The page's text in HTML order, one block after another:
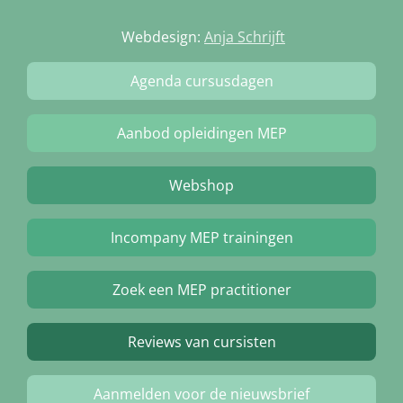
Webdesign: Anja Schrijft
Agenda cursusdagen
Aanbod opleidingen MEP
Webshop
Incompany MEP trainingen
Zoek een MEP practitioner
Reviews van cursisten
Aanmelden voor de nieuwsbrief